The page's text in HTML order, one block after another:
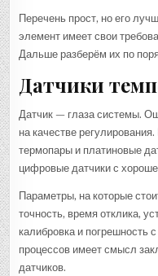
Перечень прост, но его
элемент имеет свои
Дальше разберём их по
Датчики
Датчик — глаза системы.
на качестве
термопары и платиновые
цифровые датчики с
Параметры, на которые
точность, время отклика,
калибровка и погрешность
процессов имеет смысл
датчиков.